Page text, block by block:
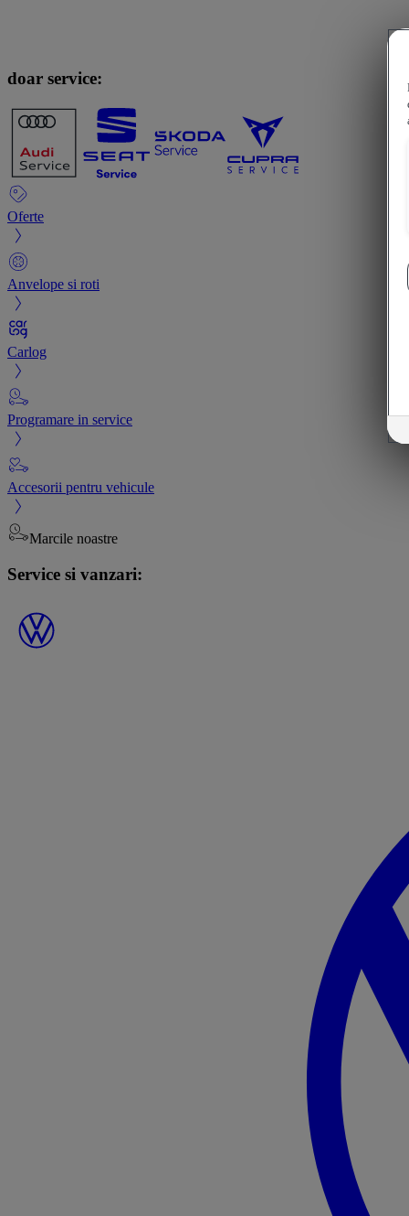
doar service:
Oferte
Anvelope si roti
Carlog
Programare in service
Accesorii pentru vehicule
Marcile noastre
Service si vanzari: